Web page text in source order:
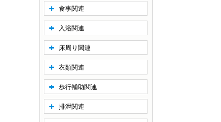
食事関連
入浴関連
床周り関連
衣類関連
歩行補助関連
排泄関連